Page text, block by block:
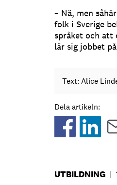
– Nä, men
folk i Sverige
språket och att
lär sig jobbet
Text: Alice
Dela artikeln:
UTBILDNING |